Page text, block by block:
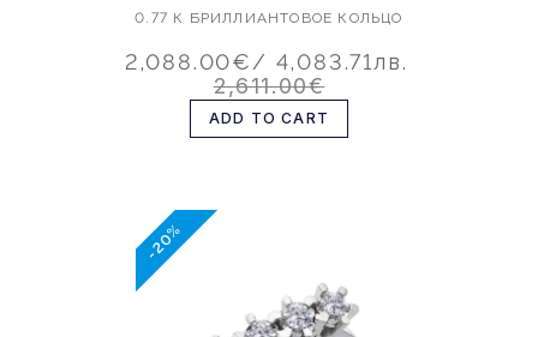
0.77 К БРИЛЛИАНТОВОЕ КОЛЬЦО
2,088.00€/ 4,083.71лв.
2,611.00€
ADD TO CART
-20%